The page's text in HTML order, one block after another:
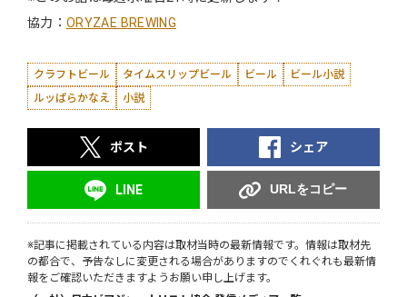
協力：ORYZAE BREWING
クラフトビール タイムスリップビール ビール
ビール小説
ルッぱらかなえ
小説
ポスト シェア
LINE URLをコピー
※記事に掲載されている内容は取材当時の最新情報です。情報は取材先
の都合で、予告なしに変更される場合がありますのでくれぐれも最新情
報をご確認いただきますようお願い申し上げます。